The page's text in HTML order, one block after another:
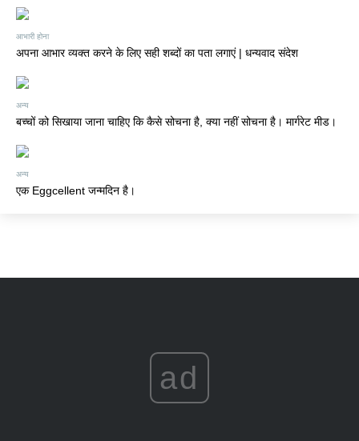
आभारी होना
अपना आभार व्यक्त करने के लिए सही शब्दों का पता लगाएं | धन्यवाद संदेश
अन्य
बच्चों को सिखाया जाना चाहिए कि कैसे सोचना है, क्या नहीं सोचना है। मार्गरेट मीड।
अन्य
एक Eggcellent जन्मदिन है।
ad